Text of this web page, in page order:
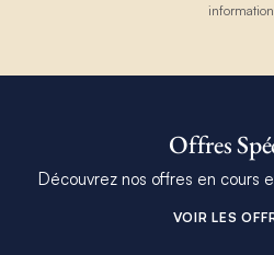
Offres
Découvrez nos offres en cours
VOIR LES